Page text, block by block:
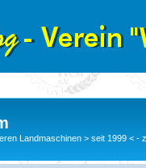
Landmaschinen > seit 1999 < -